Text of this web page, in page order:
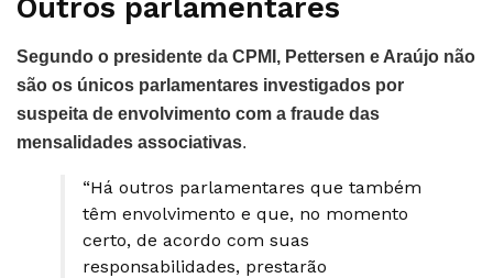
Outros parlamentares
Segundo o presidente da CPMI, Pettersen e Araújo não
são os únicos parlamentares investigados por
suspeita de envolvimento com a fraude das
mensalidades associativas.
“Há outros parlamentares que também
têm envolvimento e que, no momento
certo, de acordo com suas
responsabilidades, prestarão